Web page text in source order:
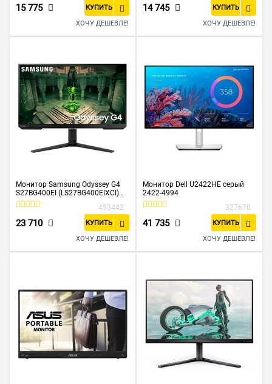
15 775 КУПИТЬ
ХОЧУ ДЕШЕВЛЕ!
14 745 КУПИТЬ
ХОЧУ ДЕШЕВЛЕ!
Монитор Samsung Odyssey G4
S27BG400EI (LS27BG400EIXCI)
черный
453442
23 710 КУПИТЬ
ХОЧУ ДЕШЕВЛЕ!
Монитор Dell U2422HE серый
2422-4994
327670
41 735 КУПИТЬ
ХОЧУ ДЕШЕВЛЕ!